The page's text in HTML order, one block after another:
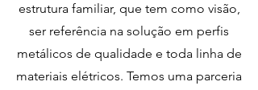
estrutura familiar, que tem como visão,
ser referência na solução em perfis
metálicos de qualidade e toda linha de
materiais elétricos. Temos uma parceria